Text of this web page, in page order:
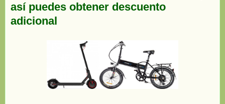
así puedes obtener descuento
adicional